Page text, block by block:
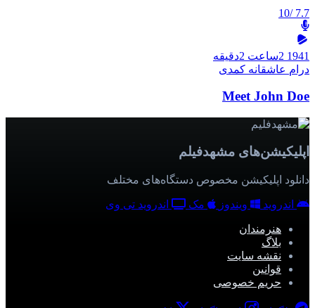
7.7
/10
1941 2ساعت 2دقیقه
درام عاشقانه کمدی
Meet John Doe
اپلیکیشن‌های مشهدفیلم
دانلود اپلیکیشن مخصوص دستگاه‌های مختلف
اندروید ویندوز مک اندروید تی وی
هنرمندان
بلاگ
نقشه سایت
قوانین
حریم خصوصی